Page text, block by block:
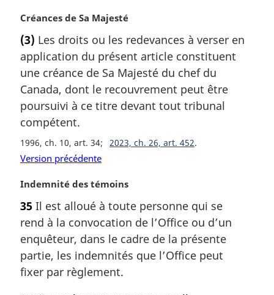
g
n
a
e
:
N
t
e
m
a
g
i
n
l
e
Créances de Sa Majesté
(3) Les droits ou les redevances à verser en
application du présent article constituent
une créance de Sa Majesté du chef du
Canada, dont le recouvrement peut être
poursuivi à ce titre devant tout tribunal
compétent.
1996, ch. 10, art. 34 2023, ch. 26, art. 452
Version précédente
N
t
e
m
a
r
g
Indemnité des témoins
35 Il est alloué à toute personne qui se
rend à la convocation de l’Office ou d’un
enquêteur, dans le cadre de la présente
partie, les indemnités que l’Office peut
fixer par règlement.